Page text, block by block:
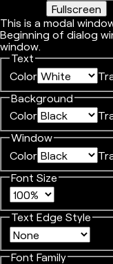
Fullscreen
This is a modal
Beginning of dialog
window.
Text
Color
Background
Color
Window
Color
Font Size
Text Edge Style
Font Family